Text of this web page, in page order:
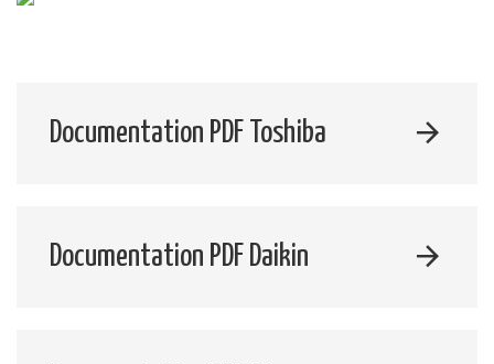
Documentation PDF Toshiba
Documentation PDF Daikin